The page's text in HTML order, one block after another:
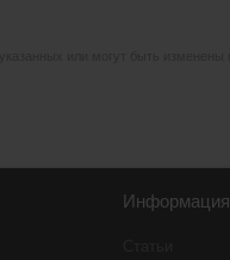
Информация